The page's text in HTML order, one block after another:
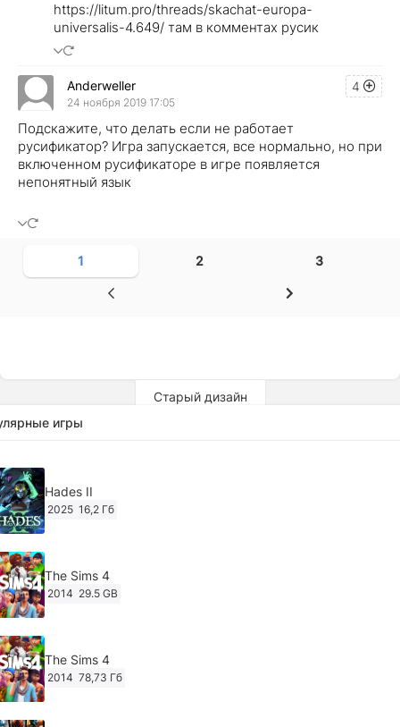
https://litum.pro/threads/skachat-europa-
universalis-4.649/ там в комментах русик
4
Anderweller
24 ноября 2019 17:05
Подскажите, что делать если не работает
русификатор? Игра запускается, все нормально, но при
включенном русификаторе в игре появляется
непонятный язык
1 2 3
Старый дизайн
игры
Hades II
2025 16,2 Гб
The Sims 4
2014 29.5 GB
The Sims 4
2014 78,73 Гб